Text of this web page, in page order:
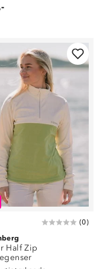
(0)
Half Zip